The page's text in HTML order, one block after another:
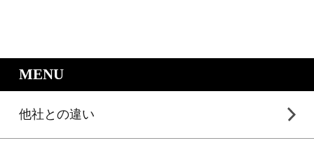
MENU｜LP制作.jpのサービスメニュー
他社との違い